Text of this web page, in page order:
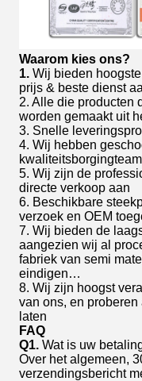
Waarom kies ons?
1. Wij bieden
prijs & beste dienst
2. Alle die producten
worden gemaakt uit
3. Snelle
4. Wij hebben
kwaliteitsborgingteam
5. Wij zijn de
directe verkoop aan
6. Beschikbare
verzoek en OEM
7. Wij bieden de
aangezien wij al
fabriek van semi
eindigen…
8. Wij zijn hoogst
van ons, en
laten
FAQ
Q1. Wat is uw
Over het algemeen,
verzendingsbericht